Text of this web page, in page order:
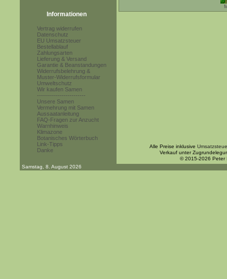
Informationen
Vertrag widerrufen
Datenschutz
EU Umsatzsteuer
Bestellablauf
Zahlungsarten
Lieferung & Versand
Garantie & Beanstandungen
Widerrufsbelehrung &
Muster-Widerrufsformular
Umweltschutz
Wir kaufen Samen
------------------------
Unsere Samen
Vermehrung mit Samen
Aussaatanleitung
FAQ-Fragen zur Anzucht
Warnhinweis
Klimazone
Botanisches Wörterbuch
Link-Tipps
Danke
Alle Preise inklusive
Verkauf unter
© 2015-2026 Peter
Samstag, 8. August 2026